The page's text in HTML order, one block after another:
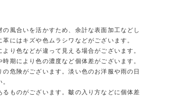
の風合いを活かすため、余計な表面加工などし
にはキズや色ムラシワなどがございます。
り色などが違って見える場合がございます。
期により色の濃度など個体差がございます。
危険がございます。淡い色のお洋服や雨の日
るものがございます。皺の入り方などに個体差